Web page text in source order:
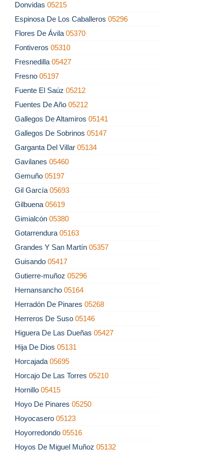
Donvidas 05215
Espinosa De Los Caballeros 05296
Flores De Ávila 05370
Fontiveros 05310
Fresnedilla 05427
Fresno 05197
Fuente El Saúz 05212
Fuentes De Año 05212
Gallegos De Altamiros 05141
Gallegos De Sobrinos 05147
Garganta Del Villar 05134
Gavilanes 05460
Gemuño 05197
Gil García 05693
Gilbuena 05619
Gimialcón 05380
Gotarrendura 05163
Grandes Y San Martín 05357
Guisando 05417
Gutierre-muñoz 05296
Hernansancho 05164
Herradón De Pinares 05268
Herreros De Suso 05146
Higuera De Las Dueñas 05427
Hija De Dios 05131
Horcajada 05695
Horcajo De Las Torres 05210
Hornillo 05415
Hoyo De Pinares 05250
Hoyocasero 05123
Hoyorredondo 05516
Hoyos De Miguel Muñoz 05132